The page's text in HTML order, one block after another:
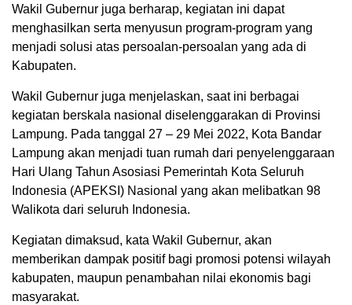
Wakil Gubernur juga berharap, kegiatan ini dapat
menghasilkan serta menyusun program-program yang
menjadi solusi atas persoalan-persoalan yang ada di
Kabupaten.
Wakil Gubernur juga menjelaskan, saat ini berbagai
kegiatan berskala nasional diselenggarakan di Provinsi
Lampung. Pada tanggal 27 – 29 Mei 2022, Kota Bandar
Lampung akan menjadi tuan rumah dari penyelenggaraan
Hari Ulang Tahun Asosiasi Pemerintah Kota Seluruh
Indonesia (APEKSI) Nasional yang akan melibatkan 98
Walikota dari seluruh Indonesia.
Kegiatan dimaksud, kata Wakil Gubernur, akan
memberikan dampak positif bagi promosi potensi wilayah
kabupaten, maupun penambahan nilai ekonomis bagi
masyarakat.